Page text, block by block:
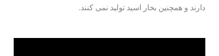
دارند و همچنین بخار اسید تولید نمی کنند.